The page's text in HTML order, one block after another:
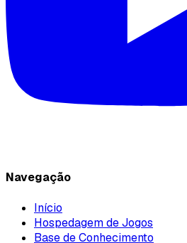
Navegação
Início
Hospedagem de Jogos
Base de Conhecimento